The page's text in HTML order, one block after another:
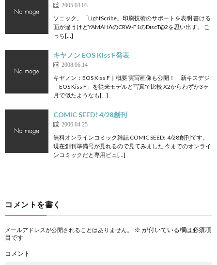
2005.03.03
ソニック、「LightScribe」印刷技術のサポートを表明 書ける
面が違うけどYAMAHAのCRW-F1のDiscT@2を思い出す。 こ
っち[…]
キヤノン EOS Kiss F発表
2008.06.14
キヤノン：EOS Kiss F｜概要 実写画像も公開！ 新キスデジ
「EOS Kiss F」を従来モデルと写真で比較 X2からわずか3ヶ
月で似たようなも[…]
COMIC SEED! 4/28創刊
2006.04.25
無料オンラインコミック雑誌 COMIC SEED! 4/28創刊です。
現在創刊準備号が見れるので見てみました 今までのオンライ
ンコミックだと専用ビュ[…]
コメントを書く
メールアドレスが公開されることはありません。 ※ が付いている欄は必須項
目です
コメント